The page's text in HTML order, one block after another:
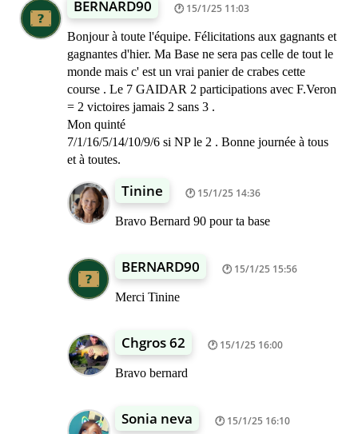
BERNARD90 15/1/25 11:03
Bonjour à toute l'équipe. Félicitations aux gagnants et
gagnantes d'hier. Ma Base ne sera pas celle de tout le
monde mais c' est un vrai panier de crabes cette
course . Le 7 GAIDAR 2 participations avec F.Veron
= 2 victoires jamais 2 sans 3 .
Mon quinté
7/1/16/5/14/10/9/6 si NP le 2 . Bonne journée à tous
et à toutes.
Tinine 15/1/25 14:36
Bravo Bernard 90 pour ta base
BERNARD90 15/1/25 15:56
Merci Tinine
Chgros 62 15/1/25 16:00
Bravo bernard
Sonia neva 15/1/25 16:10